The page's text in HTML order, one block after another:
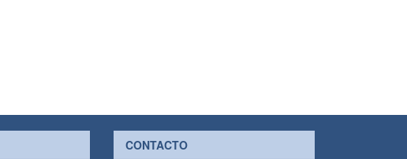
CONTACTO